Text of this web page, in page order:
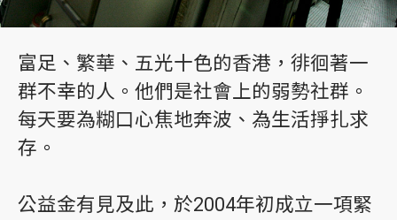
富足、繁華、五光十色的香港，徘徊著一
群不幸的人。他們是社會上的弱勢社群。
每天要為糊口心焦地奔波、為生活掙扎求
存。
公益金有見及此，於2004年初成立一項緊